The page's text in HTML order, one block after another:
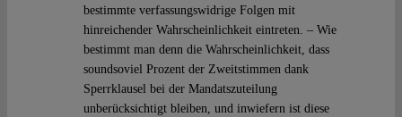
bestimmte verfassungswidrige Folgen mit
hinreichender Wahrscheinlichkeit eintreten. – Wie
bestimmt man denn die Wahrscheinlichkeit, dass
soundsoviel Prozent der Zweitstimmen dank
Sperrklausel bei der Mandatszuteilung
unberücksichtigt bleiben, und inwiefern ist diese